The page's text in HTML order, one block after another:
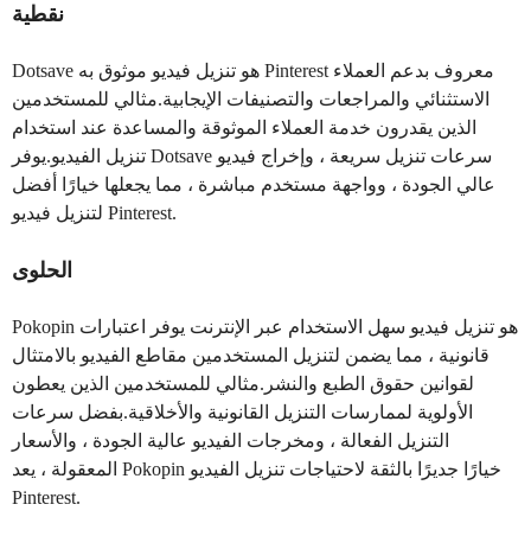
نقطية
Dotsave هو تنزيل فيديو موثوق به Pinterest معروف بدعم العملاء
الاستثنائي والمراجعات والتصنيفات الإيجابية.مثالي للمستخدمين
الذين يقدرون خدمة العملاء الموثوقة والمساعدة عند استخدام
تنزيل الفيديو.يوفر Dotsave سرعات تنزيل سريعة ، وإخراج فيديو
عالي الجودة ، وواجهة مستخدم مباشرة ، مما يجعلها خيارًا أفضل
لتنزيل فيديو Pinterest.
الحلوى
Pokopin هو تنزيل فيديو سهل الاستخدام عبر الإنترنت يوفر اعتبارات
قانونية ، مما يضمن لتنزيل المستخدمين مقاطع الفيديو بالامتثال
لقوانين حقوق الطبع والنشر.مثالي للمستخدمين الذين يعطون
الأولوية لممارسات التنزيل القانونية والأخلاقية.بفضل سرعات
التنزيل الفعالة ، ومخرجات الفيديو عالية الجودة ، والأسعار
المعقولة ، يعد Pokopin خيارًا جديرًا بالثقة لاحتياجات تنزيل الفيديو
Pinterest.